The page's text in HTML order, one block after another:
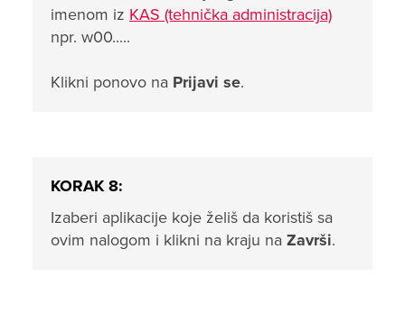
imenom iz KAS (tehnička administracija)
npr. w00.....
Klikni ponovo na Prijavi se.
KORAK 8:
Izaberi aplikacije koje želiš da koristiš sa
ovim nalogom i klikni na kraju na Završi.